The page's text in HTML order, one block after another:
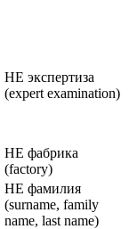
НЕ экспертиза
(expert examination)
НЕ фабрика
(factory)
НЕ фамилия
(surname, family
name, last name)